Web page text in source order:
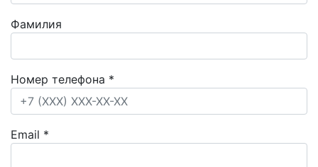
Фамилия
Номер телефона *
Email *